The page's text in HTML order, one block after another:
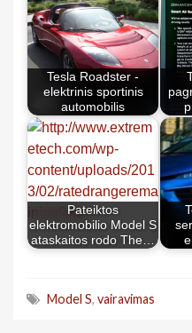
Tesla Roadster -
elektrinis sportinis
automobilis
Pateiktos
elektromobilio Model S
ataskaitos rodo The…
Model S, vairavimas